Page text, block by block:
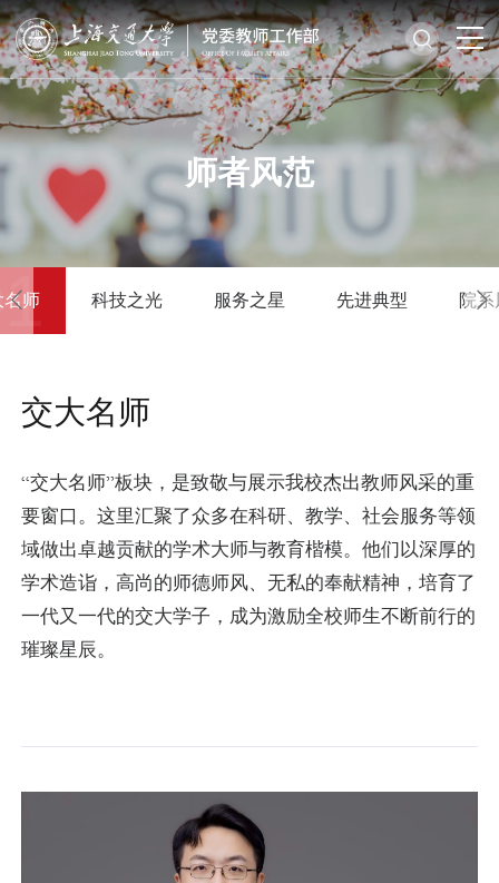
师者风范
名师 科技之光 服务之星 先进典型 院
交大名师
“交大名师”板块，是致敬与展示我校杰出教师风采的重
要窗口。这里汇聚了众多在科研、教学、社会服务等领
域做出卓越贡献的学术大师与教育楷模。他们以深厚的
学术造诣，高尚的师德师风、无私的奉献精神，培育了
一代又一代的交大学子，成为激励全校师生不断前行的
璀璨星辰。